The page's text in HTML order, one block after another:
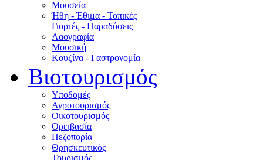
Μουσεία
Ήθη - Έθιμα - Τοπικές
Γιορτές - Παραδόσεις
Λαογραφία
Μουσική
Κουζίνα - Γαστρονομία
Βιοτουρισμός
Υποδομές
Αγροτουρισμός
Οικοτουρισμός
Ορειβασία
Πεζοπορία
Θρησκευτικός
Τουρισμός